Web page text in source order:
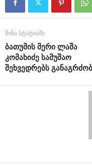
წინა სტატიაში
ბათუმის მერი ლაშა
კომახიძე სამუშაო
შეხვედრებს